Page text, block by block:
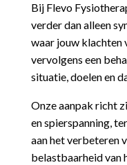
Bij Flevo
verder dan alleen
waar jouw klachten
vervolgens een
situatie, doelen en
Onze aanpak richt
en spierspanning,
aan het verbeteren
belastbaarheid van